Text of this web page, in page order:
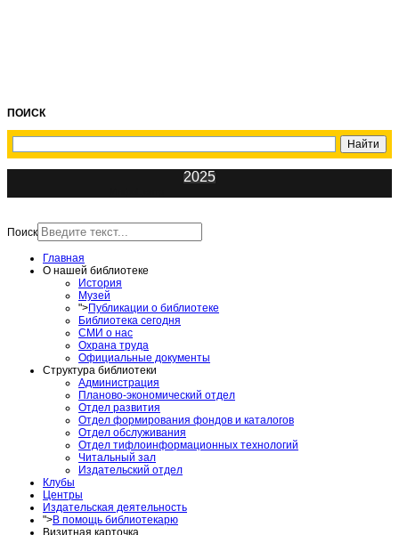
ПОИСК
2025
Поиск
Главная
О нашей библиотеке
История
Музей
">Публикации о библиотеке
Библиотека сегодня
СМИ о нас
Охрана труда
Официальные документы
Структура библиотеки
Администрация
Планово-экономический отдел
Отдел развития
Отдел формирования фондов и каталогов
Отдел обслуживания
Отдел тифлоинформационных технологий
Читальный зал
Издательский отдел
Клубы
Центры
Издательская деятельность
">В помощь библиотекарю
Визитная карточка